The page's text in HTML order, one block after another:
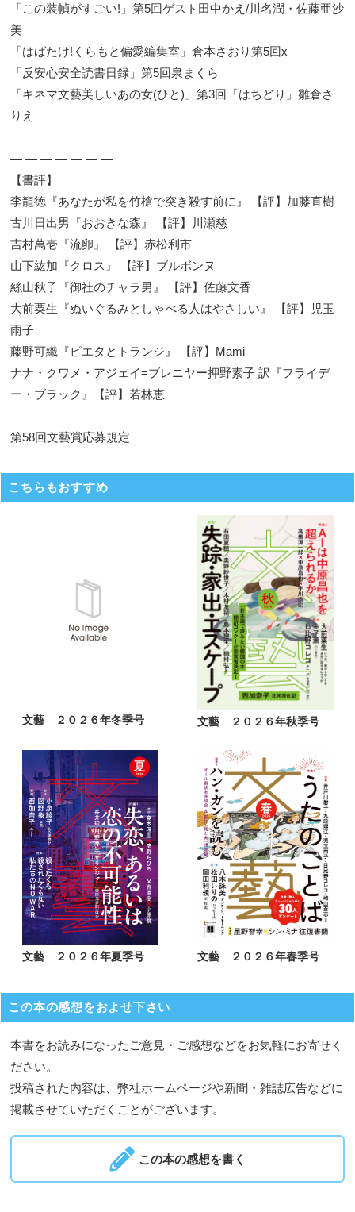
「この装幀がすごい!」第5回ゲスト田中かえ/川名潤・佐藤亜沙
美
「はばたけ!くらもと偏愛編集室」倉本さおり第5回x
「反安心安全読書日録」第5回泉まくら
「キネマ文藝美しいあの女(ひと)」第3回「はちどり」雛倉さ
りえ
― ― ― ― ― ― ―
【書評】
李龍徳『あなたが私を竹槍で突き殺す前に』 【評】加藤直樹
古川日出男『おおきな森』 【評】川瀬慈
吉村萬壱『流卵』 【評】赤松利市
山下紘加『クロス』 【評】ブルボンヌ
絲山秋子『御社のチャラ男』 【評】佐藤文香
大前粟生『ぬいぐるみとしゃべる人はやさしい』 【評】児玉
雨子
藤野可織『ピエタとトランジ』 【評】Mami
ナナ・クワメ・アジェイ=ブレニヤー押野素子 訳『フライデ
ー・ブラック』【評】若林恵
第58回文藝賞応募規定
こちらもおすすめ
文藝 ２０２６年冬季号 文藝 ２０２６年秋季号
文藝 ２０２６年夏季号 文藝 ２０２６年春季号
この本の感想をおよせ下さい
本書をお読みになったご意見・ご感想などをお気軽にお寄せく
ださい。
投稿された内容は、弊社ホームページや新聞・雑誌広告などに
掲載させていただくことがございます。
この本の感想を書く